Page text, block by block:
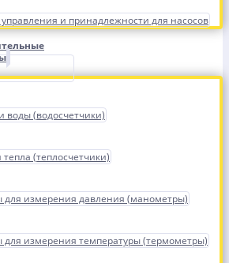
и принадлежности для насосов
воды (водосчетчики)
(теплосчетчики)
для измерения давления (манометры)
для измерения температуры (термометры)